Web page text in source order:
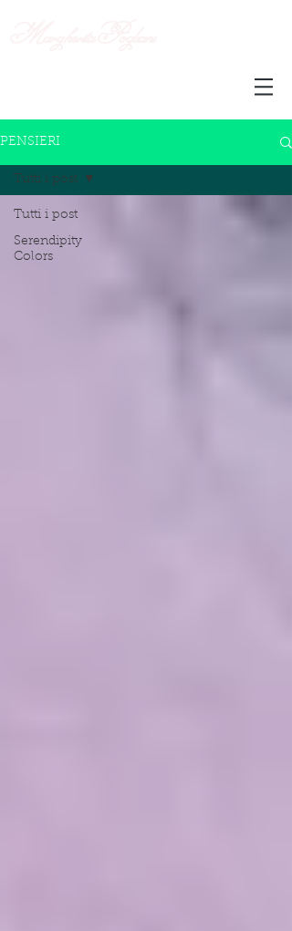
PENSIERI
Tutti i post
Serendipity
Colors
Tutti i post